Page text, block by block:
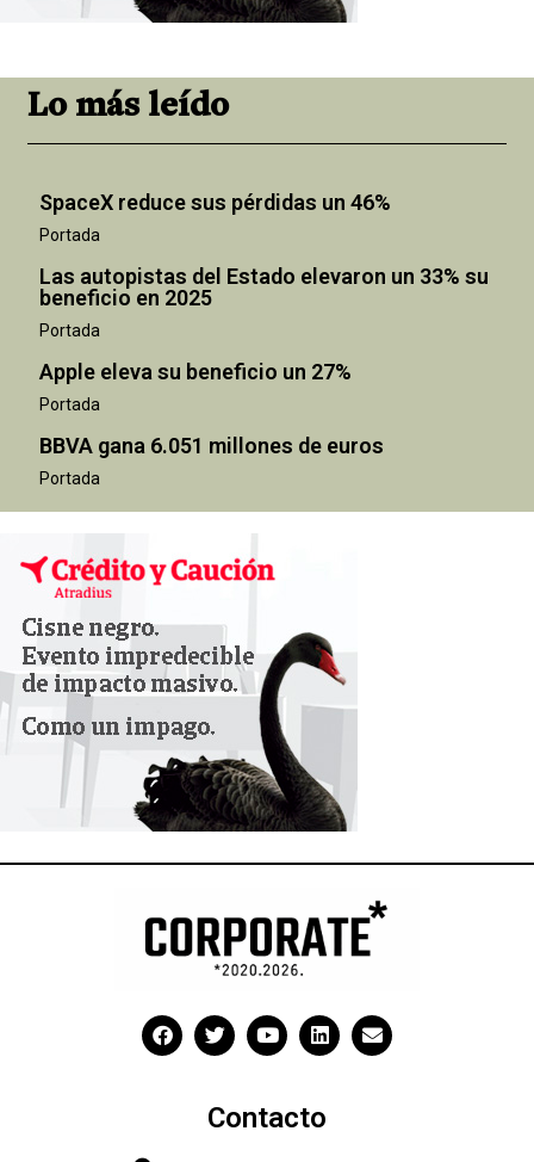
Lo más leído
SpaceX reduce sus pérdidas un 46%
Portada
Las autopistas del Estado elevaron un 33% su
beneficio en 2025
Portada
Apple eleva su beneficio un 27%
Portada
BBVA gana 6.051 millones de euros
Portada
Contacto